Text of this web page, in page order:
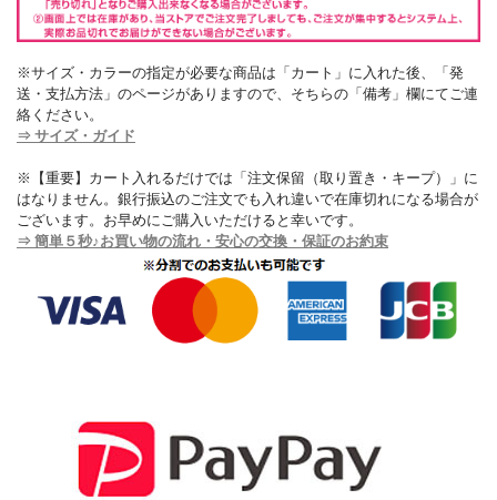
※サイズ・カラーの指定が必要な商品は「カート」に入れた後、「発
送・支払方法」のページがありますので、そちらの「備考」欄にてご連
絡ください。
⇒ サイズ・ガイド
※【重要】カート入れるだけでは「注文保留（取り置き・キープ）」に
はなりません。銀行振込のご注文でも入れ違いで在庫切れになる場合が
ございます。お早めにご購入いただけると幸いです。
⇒ 簡単５秒♪お買い物の流れ・安心の交換・保証のお約束